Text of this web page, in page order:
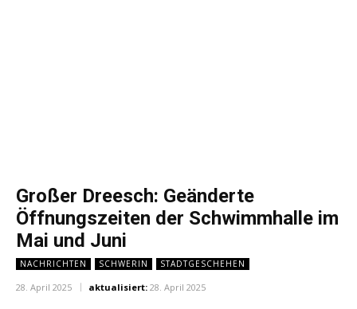
Großer Dreesch: Geänderte
Öffnungszeiten der Schwimmhalle im
Mai und Juni
NACHRICHTEN SCHWERIN STADTGESCHEHEN
28. April 2025 aktualisiert: 28. April 2025